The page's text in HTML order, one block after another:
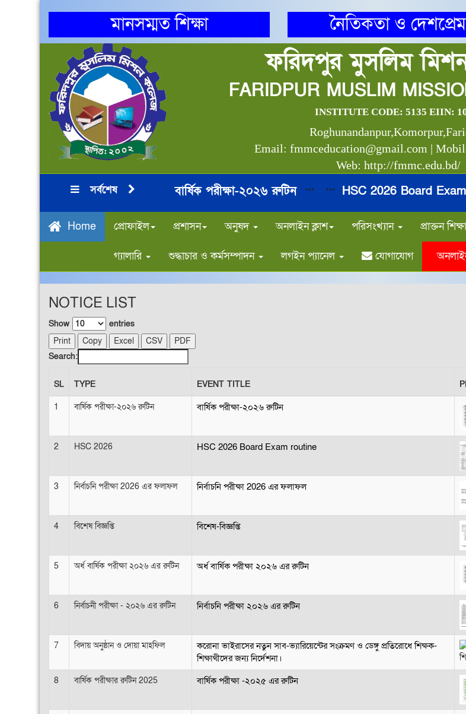
মানসম্মত শিক্ষা নৈতিকতা ও দেশপ্রেম
ফরিদপুর মুসলিম
FARIDPUR MUSLIM
INSTITUTE CODE: 5135 EIIN:
Email: fmmceducation@gmail.com |
Web: http://fmmc.edu.bd/
সর্বশেষ *** বার্ষিক পরীক্ষা-২০২৬ রুটিন*** *** HSC 2026 Board Exam
Home প্রোফাইল প্রশাসন অনুষদ অনলাইন ক্লাশ পরিসংখ্যান প্রাক্তন
গ্যালারি শুদ্ধাচার ও কর্মসম্পাদন লগইন প্যানেল যোগাযোগ
NOTICE LIST
Show
entries
Print
Copy Excel CSV
PDF
Search:
SL TYPE EVENT TITLE
1 বার্ষিক পরীক্ষা-২০২৬ রুটিন বার্ষিক পরীক্ষা-২০২৬ রুটিন
2 HSC 2026 HSC 2026 Board Exam routine
3 নির্বাচনি পরীক্ষা 2026 এর ফলাফল নির্বাচনি পরীক্ষা 2026 এর ফলাফল
4 বিশেষ বিজ্ঞপ্তি বিশেষ-বিজ্ঞপ্তি
5 অর্ধ বার্ষিক পরীক্ষা ২০২৬ এর রুটিন অর্ধ বার্ষিক পরীক্ষা ২০২৬ এর রুটিন
6 নির্বাচনী পরীক্ষা - ২০২৬ এর রুটিন নির্বাচনি পরীক্ষা ২০২৬ এর রুটিন
7 বিদায় অনুষ্ঠান ও দোয়া মাহফিল
করোনা ভাইরাসের নতুন সাব-ভ্যারিয়েন্টের সংক্রমণ ও ডেঙ্গু প্রতিরোধে শিক্ষক-
শিক্ষাথীদের জন্য নির্দেশনা।
8 বার্ষিক পরীক্ষার রুটিন 2025 বার্ষিক পরীক্ষা -২০২৫ এর রুটিন